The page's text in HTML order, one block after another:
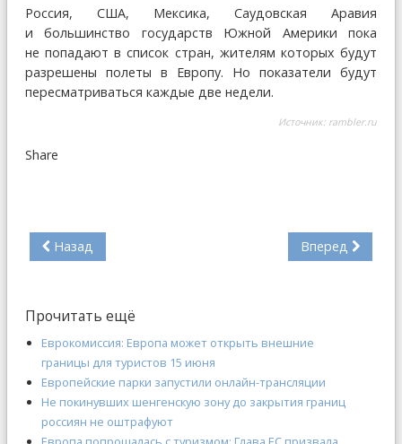
Россия, США, Мексика, Саудовская Аравия
и большинство государств Южной Америки пока
не попадают в список стран, жителям которых будут
разрешены полеты в Европу. Но показатели будут
пересматриваться каждые две недели.
Источник: rambler.ru
Share
Назад Вперед
Прочитать ещё
Еврокомиссия: Европа может открыть внешние
границы для туристов 15 июня
Европейские парки запустили онлайн-трансляции
Не покинувших шенгенскую зону до закрытия границ
россиян не оштрафуют